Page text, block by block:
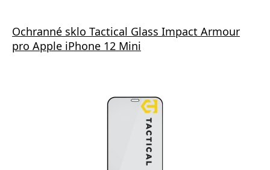
Ochranné sklo Tactical Glass Impact Armour
pro Apple iPhone 12 Mini